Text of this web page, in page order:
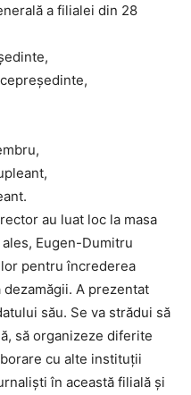
a filialei din 28
au luat loc la masa
Eugen-Dumitru
pentru încrederea
A prezentat
său. Se va strădui să
să organizeze diferite
cu alte instituții
în această filială și